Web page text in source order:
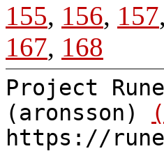
155, 156, 157,
167, 168
Project
(aronsson)
https://